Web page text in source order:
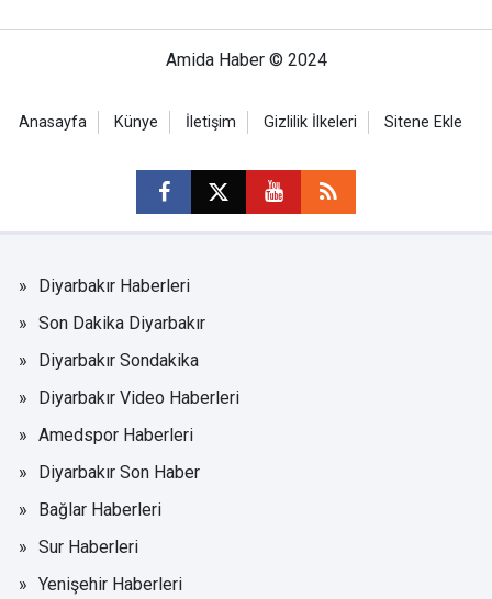
Amida Haber © 2024
Anasayfa Künye İletişim Gizlilik İlkeleri Sitene Ekle
Diyarbakır Haberleri
Son Dakika Diyarbakır
Diyarbakır Sondakika
Diyarbakır Video Haberleri
Amedspor Haberleri
Diyarbakır Son Haber
Bağlar Haberleri
Sur Haberleri
Yenişehir Haberleri